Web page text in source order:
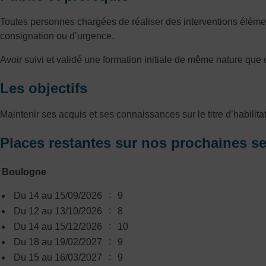
Toutes personnes chargées de réaliser des interventions
consignation ou d’urgence.
Avoir suivi et validé une formation initiale de même nature que
Les objectifs
Maintenir ses acquis et ses connaissances sur le titre
Places restantes sur nos prochaines
Boulogne
Du 14 au 15/09/2026 :
9
Du 12 au 13/10/2026
:
8
Du 14 au 15/12/2026
:
10
Du 18 au 19/02/2027
:
9
Du 15 au 16/03/2027
: 9